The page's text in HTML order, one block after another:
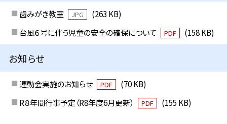
歯みがき教室 JPG
(263 KB)
台風６号に伴う児童の安全の確保について
PDF (158 KB)
お知らせ
運動会実施のお知らせ PDF
(70 KB)
R８年間行事予定（R8年度6月更新）
PDF (155 KB)